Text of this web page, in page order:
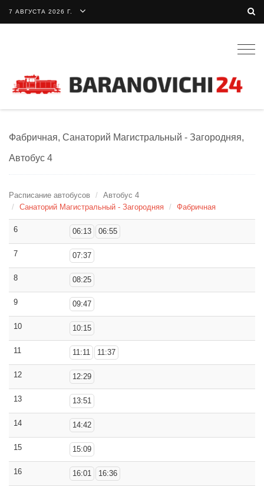
7 АВГУСТА 2026 Г.
Фабричная, Санаторий Магистральный - Загородняя,
Автобус 4
Расписание автобусов
Автобус 4
Санаторий Магистральный - Загородняя
Фабричная
6 06:13 06:55
7 07:37
8 08:25
9 09:47
10 10:15
11 11:11 11:37
12 12:29
13 13:51
14 14:42
15 15:09
16 16:01 16:36